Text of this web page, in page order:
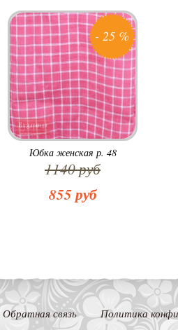
- 25 %
Юбка женская р. 48
1140 руб
855 руб
Обратная связь Политика